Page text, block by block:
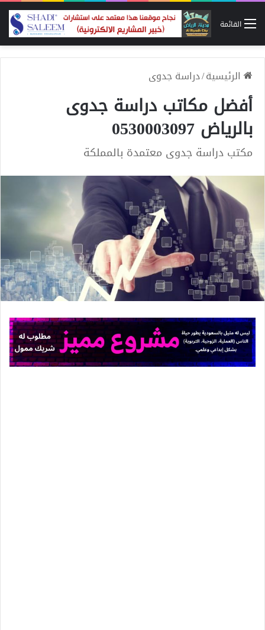
القائمة
الرئيسية/دراسة جدوى
أفضل مكاتب دراسة جدوى
بالرياض 0530003097
مكتب دراسة جدوى معتمدة بالمملكة